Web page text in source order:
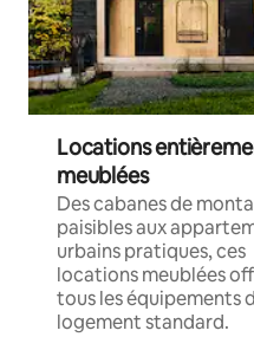
Locations
meublées
Des cabanes de
paisibles aux
urbains pratiques, ces
locations meublées
tous les équipements
logement standard.